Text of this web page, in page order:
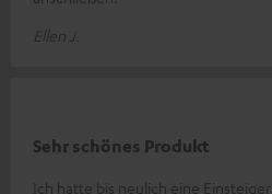
Ellen J.
Sehr schönes Produkt
Ich hatte bis neulich eine